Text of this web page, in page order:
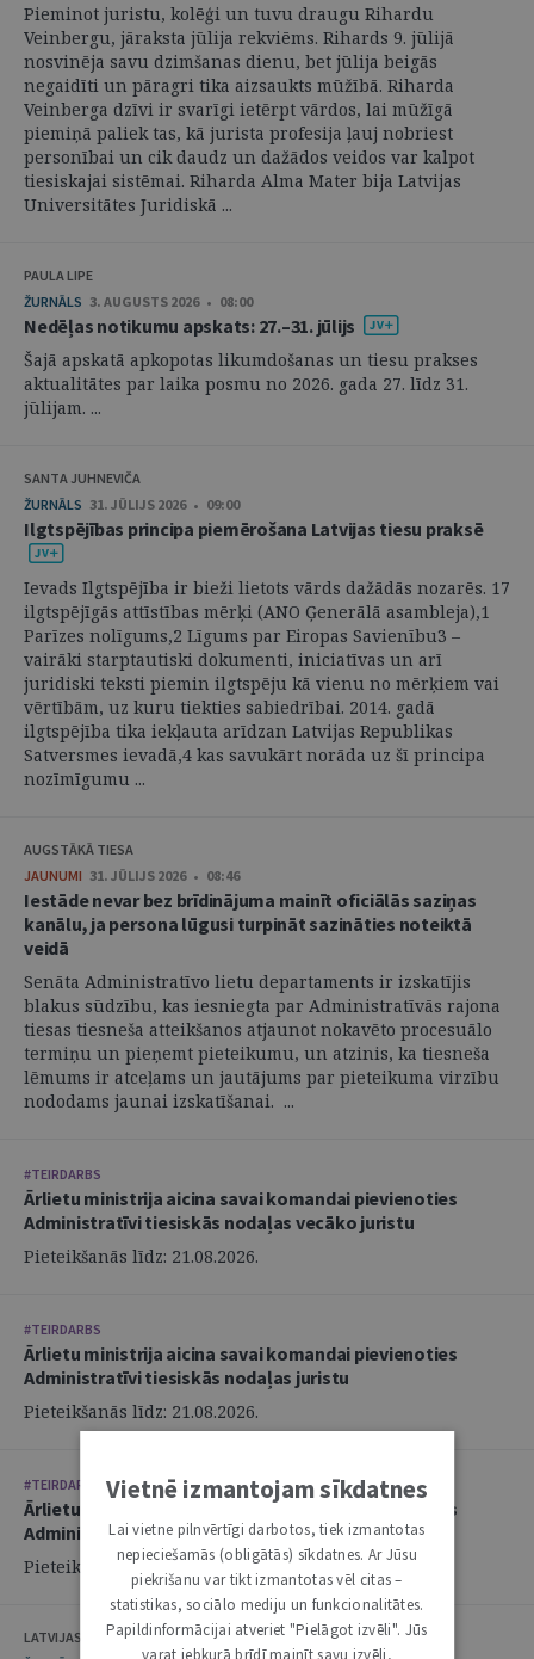
Pieminot juristu, kolēģi un tuvu draugu Rihardu
Veinbergu, jāraksta jūlija rekviēms. Rihards 9. jūlijā
nosvinēja savu dzimšanas dienu, bet jūlija beigās
negaidīti un pāragri tika aizsaukts mūžībā. Riharda
Veinberga dzīvi ir svarīgi ietērpt vārdos, lai mūžīgā
piemiņā paliek tas, kā jurista profesija ļauj nobriest
personībai un cik daudz un dažādos veidos var kalpot
tiesiskajai sistēmai. Riharda Alma Mater bija Latvijas
Universitātes Juridiskā ...
PAULA LIPE
ŽURNĀLS 3. AUGUSTS 2026 • 08:00
Nedēļas notikumu apskats: 27.–31. jūlijs
Šajā apskatā apkopotas likumdošanas un tiesu prakses
aktualitātes par laika posmu no 2026. gada 27. līdz 31.
jūlijam. ...
SANTA JUHNEVIČA
ŽURNĀLS 31. JŪLIJS 2026 • 09:00
Ilgtspējības principa piemērošana Latvijas tiesu praksē
Ievads Ilgtspējība ir bieži lietots vārds dažādās nozarēs. 17
ilgtspējīgās attīstības mērķi (ANO Ģenerālā asambleja),1
Parīzes nolīgums,2 Līgums par Eiropas Savienību3 –
vairāki starptautiski dokumenti, iniciatīvas un arī
juridiski teksti piemin ilgtspēju kā vienu no mērķiem vai
vērtībām, uz kuru tiekties sabiedrībai. 2014. gadā
ilgtspējība tika iekļauta arīdzan Latvijas Republikas
Satversmes ievadā,4 kas savukārt norāda uz šī principa
nozīmīgumu ...
AUGSTĀKĀ TIESA
JAUNUMI 31. JŪLIJS 2026 • 08:46
Iestāde nevar bez brīdinājuma mainīt oficiālās saziņas
kanālu, ja persona lūgusi turpināt sazināties noteiktā
veidā
Senāta Administratīvo lietu departaments ir izskatījis
blakus sūdzību, kas iesniegta par Administratīvās rajona
tiesas tiesneša atteikšanos atjaunot nokavēto procesuālo
termiņu un pieņemt pieteikumu, un atzinis, ka tiesneša
lēmums ir atceļams un jautājums par pieteikuma virzību
nododams jaunai izskatīšanai. ...
#TEIRDARBS
Ārlietu ministrija aicina savai komandai pievienoties
Administratīvi tiesiskās nodaļas vecāko juristu
Pieteikšanās līdz: 21.08.2026.
#TEIRDARBS
Ārlietu ministrija aicina savai komandai pievienoties
Administratīvi tiesiskās nodaļas juristu
Pieteikšanās līdz: 21.08.2026.
#TEIRDARBS
Ārlietu ministrija aicina savai komandai pievienoties
Administratīvi tiesiskās nodaļas juristu
Pieteikšanās līdz: 21.08.2026.
LATVIJAS ZVĒRINĀTU ADVOKĀTU PADOME
Vietnē izmantojam sīkdatnes
Lai vietne pilnvērtīgi darbotos, tiek izmantotas
nepieciešamās (obligātās) sīkdatnes. Ar Jūsu
piekrišanu var tikt izmantotas vēl citas –
statistikas, sociālo mediju un funkcionalitātes.
Papildinformācijai atveriet "Pielāgot izvēli". Jūs
varat jebkurā brīdī mainīt savu izvēli,